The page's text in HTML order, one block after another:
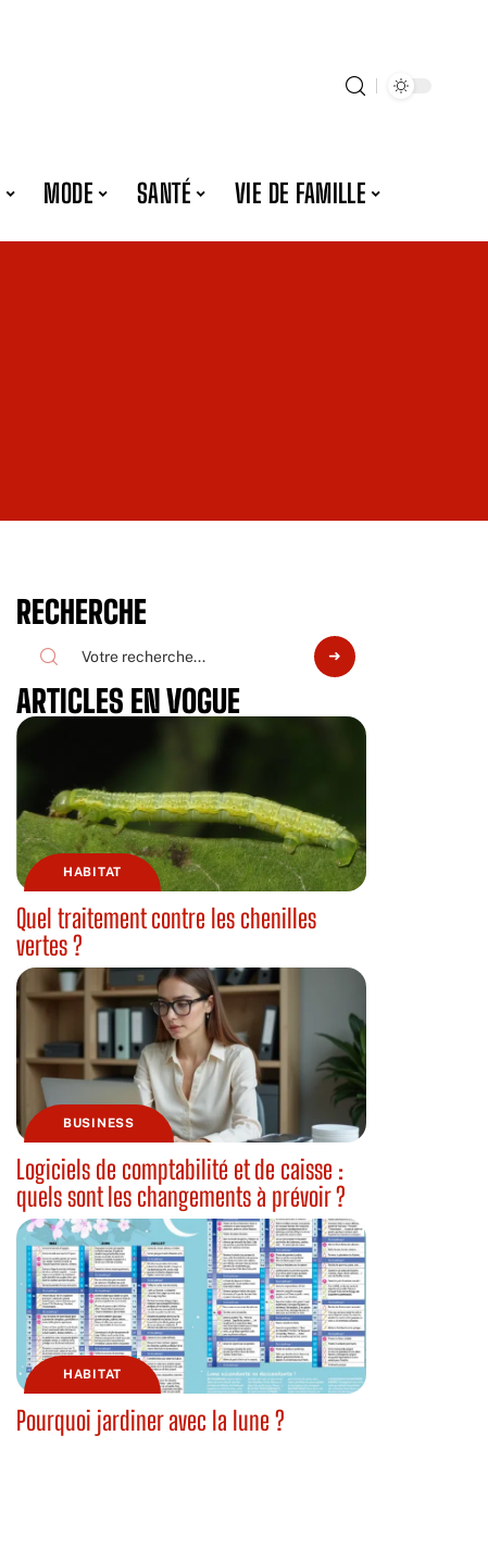
MODE SANTÉ VIE DE FAMILLE
RECHERCHE
ARTICLES EN VOGUE
HABITAT
Quel traitement contre les chenilles
vertes ?
BUSINESS
Logiciels de comptabilité et de caisse :
quels sont les changements à prévoir ?
HABITAT
Pourquoi jardiner avec la lune ?